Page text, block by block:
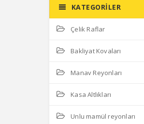
KATEGORILER
Çelik Raflar
Bakliyat Kovaları
Manav Reyonları
Kasa Altlıkları
Unlu mamül reyonları